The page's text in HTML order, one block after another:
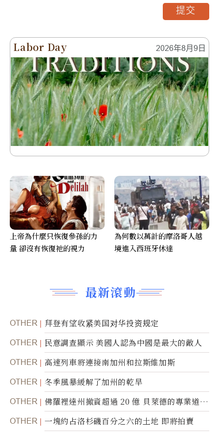
Labor Day 2026年8月9日
最新滾動
OTHER 拜登有望收紧美国对华投资规定
OTHER 民意調查顯示 美國人認為中國是最大的敵人
OTHER 高速列車將連接南加州和拉斯維加斯
OTHER 冬季風暴緩解了加州的乾旱
OTHER
佛羅裡達州撤資超過 20 億 貝萊德的專業道德
被質疑
OTHER 一塊約占洛杉磯百分之六的土地 即將拍賣
提交
上帝為什麼只恢復參孫的力
量 卻沒有恢復祂的視力
為何數以萬計的摩洛哥人越
境進入西班牙休達